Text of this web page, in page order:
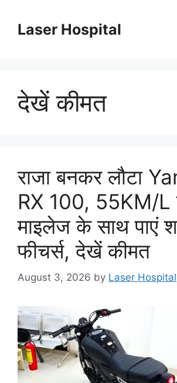
contentLaser Hospital
देखें कीमत
राजा बनकर लौटा
RX 100, 55KM/
माइलेज के साथ पाएं
फीचर्स, देखें कीमत
August 3, 2026 by Laser Hospital